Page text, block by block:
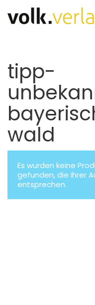
tipp-
wald
Es wurden keine
gefunden, die Ihrer
entsprechen.